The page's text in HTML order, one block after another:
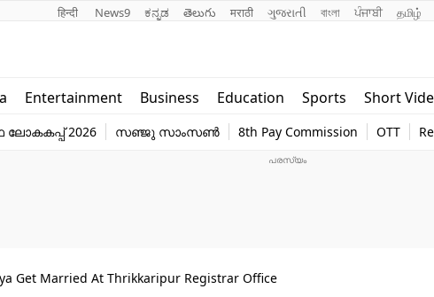
हिन्दी News9 ಕನ್ನಡ తెలుగు मराठी ગુજરાતી বাংলা ਪੰਜਾਬੀ தமிழ்
Entertainment Business Education Sports Short
world
ലോകകപ്പ് 2026 സഞ്ജു സാംസൺ 8th Pay Commission OTT
Get Married At Thrikkaripur Registrar Office